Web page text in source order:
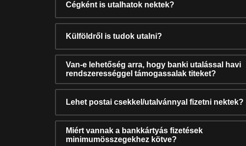
Cégként is utalhatok nektek?
Külföldről is tudok utalni?
Van-e lehetőség arra, hogy banki utalással havi
rendszerességgel támogassalak titeket?
Lehet postai csekkel/utalvánnyal fizetni nektek?
Miért vannak a bankkártyás fizetések
minimumösszegekhez kötve?